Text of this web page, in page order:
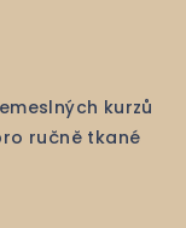
kurzů
ručně tkané